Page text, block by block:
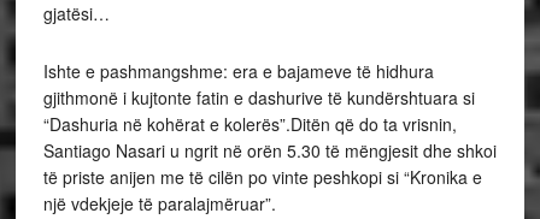
gjatësi…
Ishte e pashmangshme: era e bajameve të hidhura
gjithmonë i kujtonte fatin e dashurive të kundërshtuara si
“Dashuria në kohërat e kolerës”.Ditën që do ta vrisnin,
Santiago Nasari u ngrit në orën 5.30 të mëngjesit dhe shkoi
të priste anijen me të cilën po vinte peshkopi si “Kronika e
një vdekjeje të paralajmëruar”.